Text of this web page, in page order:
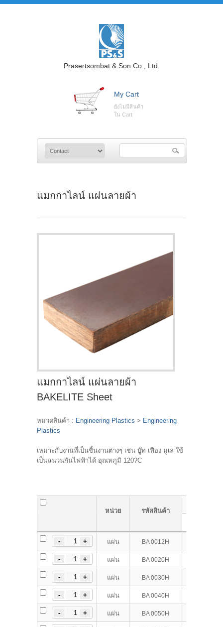
Prasertsombat & Son Co., Ltd.
My Cart
ยังไม่มีสินค้า
ใน Cart
แมกกาไลน์ แผ่นลายผ้า
แมกกาไลน์ แผ่นลายผ้า
BAKELITE Sheet
หมวดสินค้า : Engineering Plastics > Engineering
Plastics
เหมาะกับงานที่เป็นชิ้นงานต่างๆ เช่น บู๊ท เฟือง มูเล่ ใช้
เป็นฉนวนกันไฟฟ้าได้ อุณหภูมิ 120?C
หน่วย รหัสสินค้า
แผ่น BA 0012H
แผ่น BA 0020H
แผ่น BA 0030H
แผ่น BA 0040H
แผ่น BA 0050H